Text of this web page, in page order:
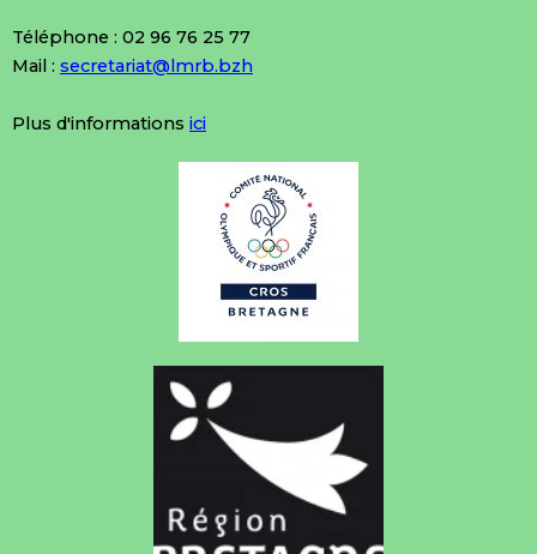
Téléphone : 02 96 76 25 77
Mail : secretariat@lmrb.bzh
Plus d'informations ici